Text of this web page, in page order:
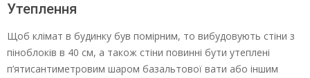
Утеплення
Щоб клімат в будинку був помірним, то вибудовують стіни з
піноблоків в 40 см, а також стіни повинні бути утеплені
п’ятисантиметровим шаром базальтової вати або іншим